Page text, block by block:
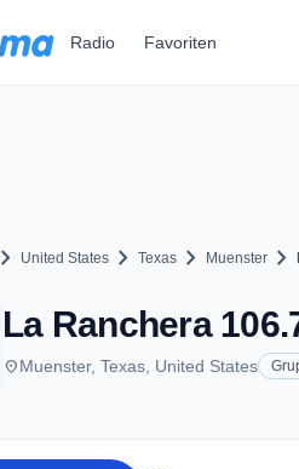
Radio Favoriten
chevron_right United States chevron_right Texas chevron_right Muenster chevron_right
La Ranchera
placeMuenster, Texas, United States